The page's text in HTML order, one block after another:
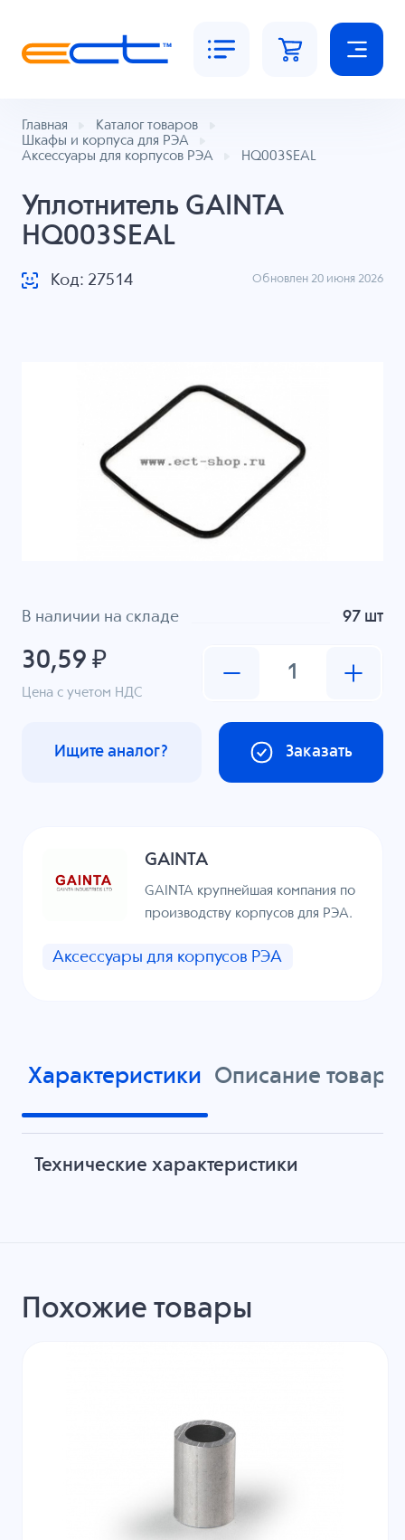
Главная
Каталог товаров
Шкафы и корпуса для РЭА
Аксессуары для корпусов РЭА
HQ003SEAL
Уплотнитель GAINTA
HQ003SEAL
Код: 27514 Обновлен 20 июня 2026
В наличии на складе 97 шт
30,59 ₽
Цена с учетом НДС
Заказать
Ищите аналог?
GAINTA
GAINTA крупнейшая компания по
производству корпусов для РЭА.
Аксессуары для корпусов РЭА
Характеристики Описание товара
Технические характеристики
Похожие товары